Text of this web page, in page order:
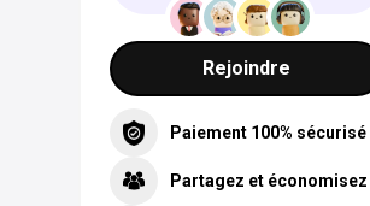
Rejoindre
Paiement 100% sécurisé
Partagez et économisez